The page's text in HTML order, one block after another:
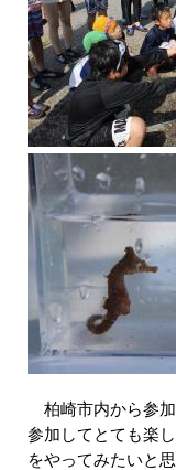
柏崎市内から参
参加してとても楽
をやってみたいと